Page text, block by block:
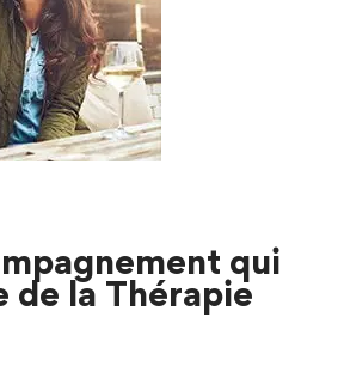
qui
de la Thérapie